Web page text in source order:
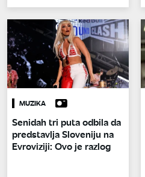
MUZIKA
Senidah tri puta odbila da
predstavlja Sloveniju na
Evroviziji: Ovo je razlog